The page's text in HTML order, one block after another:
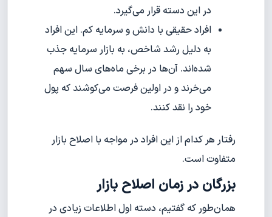
در این دسته قرار می‌گیرد.
افراد حقیقی با دانش و سرمایه کم. این افراد
به دلیل رشد شاخص، به بازار سرمایه جذب
شده‌اند. آن‌ها در برخی ماه‌های سال سهم
می‌خرند و در اولین فرصت می‌کوشند که پول
خود را نقد کنند.
رفتار هر کدام از این افراد در مواجه با اصلاح بازار
متفاوت است.
بزرگان در زمان اصلاح بازار
همان‌طور که گفتیم، دسته اول اطلاعات زیادی در